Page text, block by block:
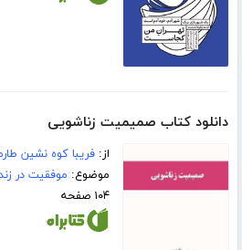
دانلود کتاب صمیمیت زناشویی
از:فریبا کوه نشین
موضوع: موفقیت در
۱۰۴ صفحه